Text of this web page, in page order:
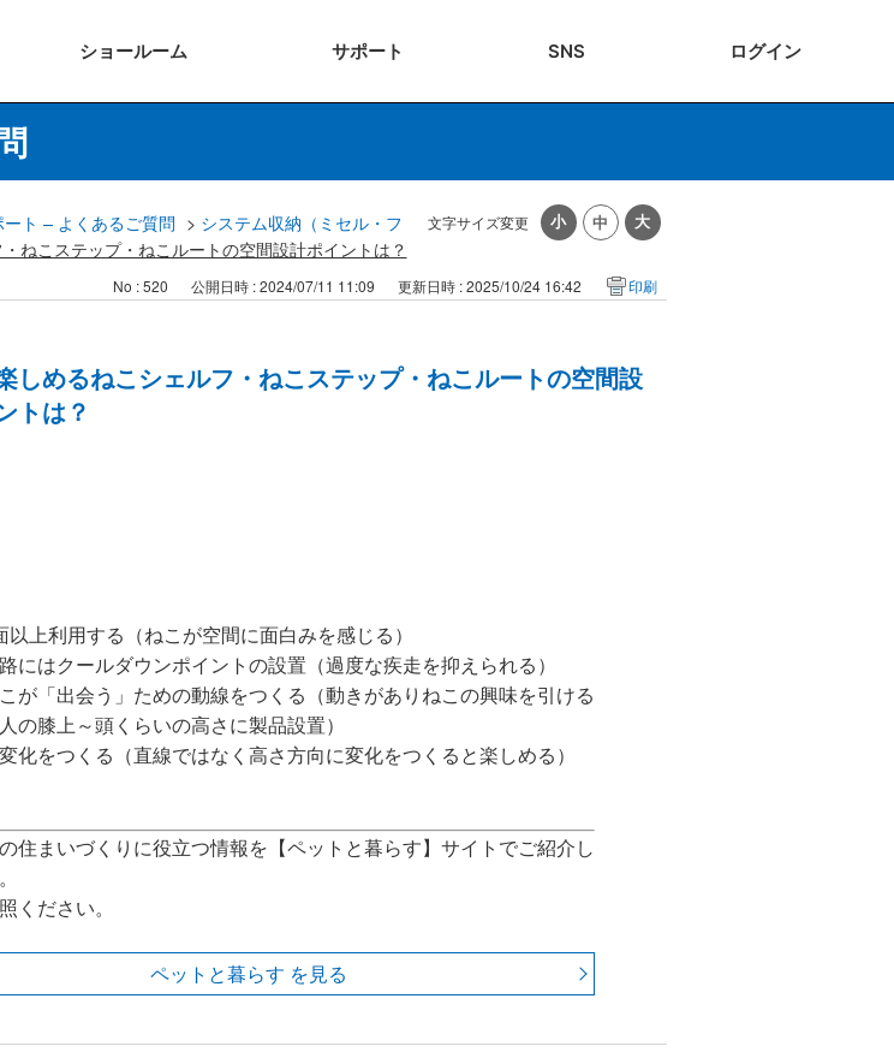
ショールーム サポート SNS ログイン
文字サイズ変更
ト – よくあるご質問 > システム収納（ミセル・フ
ねこステップ・ねこルートの空間設計ポイントは？
No : 520 公開日時 : 2024/07/11 11:09 更新日時 : 2025/10/24 16:42 印刷
しめるねこシェルフ・ねこステップ・ねこルートの空間設
トは？
以上利用する（ねこが空間に面白みを感じる）
にはクールダウンポイントの設置（過度な疾走を抑えられる）
が「出会う」ための動線をつくる（動きがありねこの興味を引ける
の膝上～頭くらいの高さに製品設置）
化をつくる（直線ではなく高さ方向に変化をつくると楽しめる）
住まいづくりに役立つ情報を【ペットと暮らす】サイトでご紹介し
ください。
ペットと暮らす を見る